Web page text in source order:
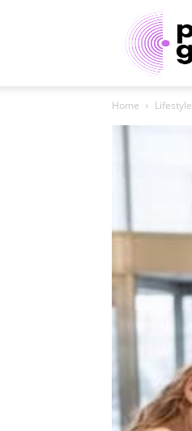
Poslovni
portal
Home Lifestyle